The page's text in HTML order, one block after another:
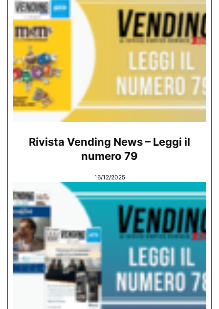
Rivista Vending News – Leggi il
numero 79
16/12/2025